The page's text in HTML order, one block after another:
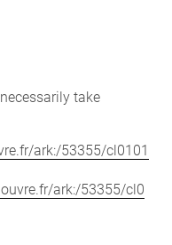
take
ark:/53355/cl0101
ark:/53355/cl0